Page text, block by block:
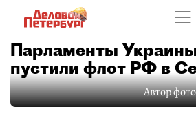
Парламенты
пустили флот РФ в
Автор